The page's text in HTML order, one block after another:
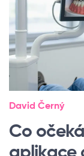
David Černý
Co